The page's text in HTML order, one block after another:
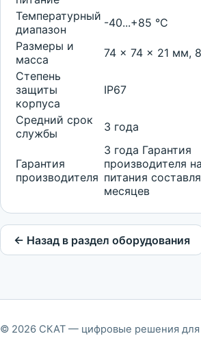
Температурный
диапазон
-40...+85 °С
Размеры и
масса
74 x 74 x 21 мм,
Степень
защиты
корпуса
IP67
Средний срок
службы
3 года
Гарантия
производителя
3 года Гарантия
производителя
питания
месяцев
← Назад в раздел оборудования
© 2026 СКАТ — цифровые решения для